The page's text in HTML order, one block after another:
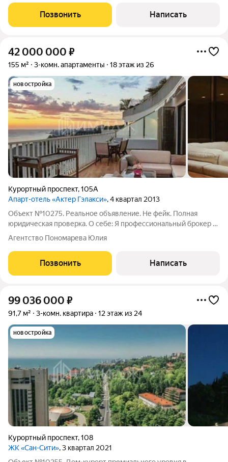
вашему вниманию не просто квартиру,
Позвонить Написать
42 000 000 ₽
155 м² 3-комн. апартаменты 18 этаж из 26
новостройка
Курортный проспект,105А
Апарт-отель «Актер Гэлакси», 4 квартал 2013
Объект №10275. Реальное объявление. Не фейк. Полная
юридическая проверка. О себе: Я профессиональный брокер с
опытом в сфере недвижимости более 10 лет. Буду Вашим
проводником в мир курортной недвижимости.Не упустите
свой шанс стать обладателем
Агентство Пономарева Юлия
Позвонить Написать
99 036 000 ₽
91,7 м² 3-комн. квартира 12 этаж из 24
новостройка
Курортный проспект,108
ЖК «Сан-Сити», 3 квартал 2021